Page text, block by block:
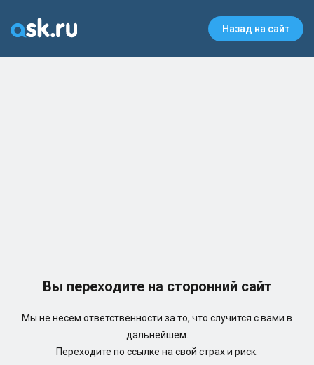
Назад на сайт
Вы переходите на сторонний сайт
Мы не несем ответственности за то, что случится с вами в
дальнейшем.
Переходите по ссылке на свой страх и риск.